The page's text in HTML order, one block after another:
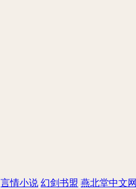
言情小说 幻剑书盟 燕北堂中文网